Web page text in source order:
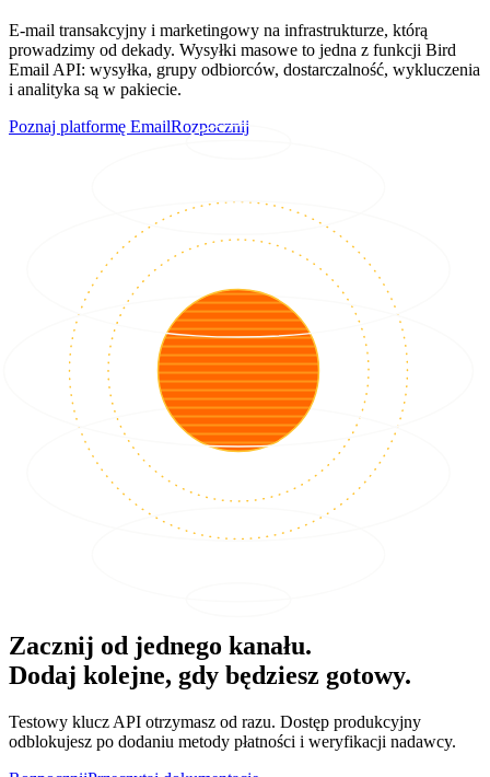
E-mail transakcyjny i marketingowy na infrastrukturze, którą
prowadzimy od dekady. Wysyłki masowe to jedna z funkcji Bird
Email API: wysyłka, grupy odbiorców, dostarczalność, wykluczenia
i analityka są w pakiecie.
Poznaj platformę EmailRozpocznij
Zacznij od jednego kanału.
Dodaj kolejne, gdy będziesz gotowy.
Testowy klucz API otrzymasz od razu. Dostęp produkcyjny
odblokujesz po dodaniu metody płatności i weryfikacji nadawcy.